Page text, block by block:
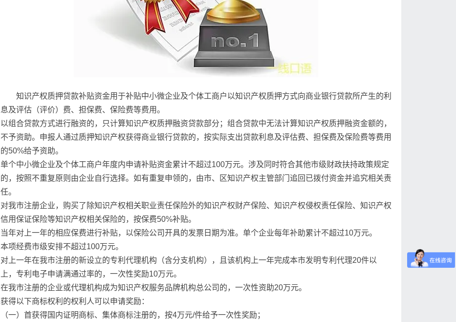
知识产权质押贷款补贴资金用于补贴中小微企业及个体工商户以知识产权质押方式向商业银行贷款所产生的利
息及评估（评价）费、担保费、保险费等费用。
以组合贷款方式进行融资的，只计算知识产权质押融资贷款部分；组合贷款中无法计算知识产权质押融资金额的，
不予资助。申报人通过质押知识产权获得商业银行贷款的，按实际支出贷款利息及评估费、担保费及保险费等费用
的50%给予资助。
单个中小微企业及个体工商户年度内申请补贴资金累计不超过100万元。涉及同时符合其他市级财政扶持政策规定
的，按照不重复原则由企业自行选择。如有重复申领的，由市、区知识产权主管部门追回已拨付资金并追究相关责
任。
对我市注册企业，购买了除知识产权相关职业责任保险外的知识产权财产保险、知识产权侵权责任保险、知识产权
信用保证保险等知识产权相关保险的，按保费50%补贴。
当年对上一年的相应保费进行补贴，以保险公司开具的发票日期为准。单个企业每年补助累计不超过10万元。
本项经费市级安排不超过100万元。
对上一年在我市注册的新设立的专利代理机构（含分支机构），且该机构上一年完成本市发明专利代理20件以
上，专利电子申请满通过率的，一次性奖励10万元。
在我市注册的企业或代理机构成为知识产权服务品牌机构总公司的，一次性资助20万元。
获得以下商标权利的权利人可以申请奖励：
（一）首获得国内证明商标、集体商标注册的，按4万元/件给予一次性奖励；